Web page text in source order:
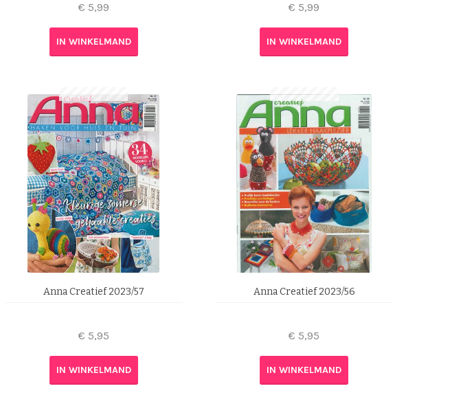
€ 5,99
IN WINKELMAND
€ 5,99
IN WINKELMAND
Anna Creatief 2023/57
€ 5,95
IN WINKELMAND
Anna Creatief 2023/56
€ 5,95
IN WINKELMAND